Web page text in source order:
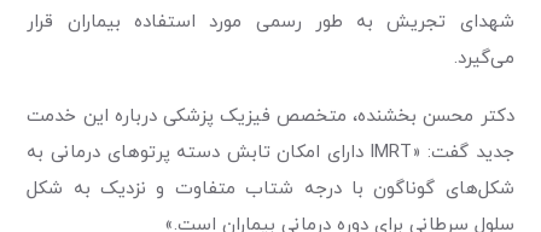
شهدای تجریش به طور رسمی مورد استفاده بیماران قرار
می‌گیرد.
دکتر محسن بخشنده، متخصص فیزیک پزشکی درباره این خدمت
جدید گفت: «IMRT دارای امکان تابش دسته پرتوهای درمانی به
شکل‌های گوناگون با درجه شتاب متفاوت و نزدیک به شکل
سلول سرطانی برای دوره درمانی بیماران است.»